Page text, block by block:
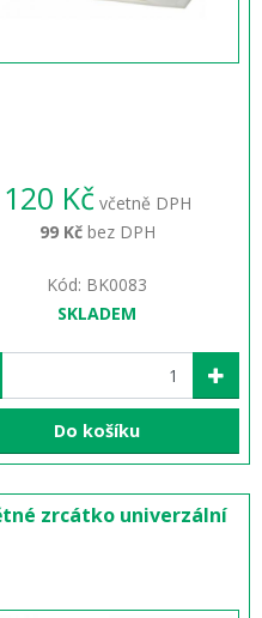
120 Kč včetně DPH
99 Kčbez DPH
Kód: BK0083
SKLADEM
Do košíku
zrcátko univerzální